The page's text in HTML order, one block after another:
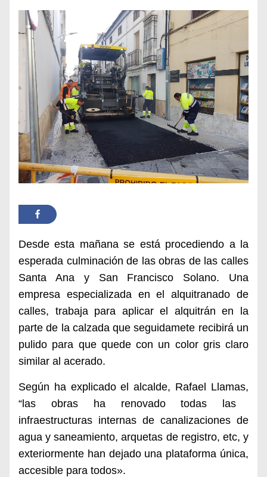
Desde esta mañana se está procediendo a la
esperada culminación de las obras de las calles
Santa Ana y San Francisco Solano. Una
empresa especializada en el alquitranado de
calles, trabaja para aplicar el alquitrán en la
parte de la calzada que seguidamete recibirá un
pulido para que quede con un color gris claro
similar al acerado.
Según ha explicado elalcalde, Rafael Llamas,
“las obras ha renovado todas las
infraestructuras internas de canalizaciones de
agua y saneamiento, arquetas de registro, etc, y
exteriormente han dejado una plataforma única,
accesible para todos».